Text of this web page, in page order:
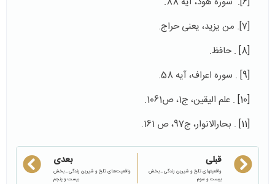
[7]. من یزید، یعنی حراج.
[8]
. حافظ.
[9]
. سوره اعراف، آیه 58.
[10]
. علم اليقين، ج1، ص1061.
[11]
. بحارالانوار، ج97، ص 161.
قبلی
واقعیتهای تلخ و شیرین زندگی ـ بخش
بیست و سوم
بعدی
واقعیت‌های تلخ و شیرین زندگی ـ بخش
بیست و پنجم